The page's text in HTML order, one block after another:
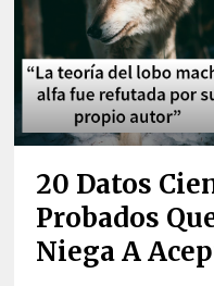
20 Datos
Probados
Niega A